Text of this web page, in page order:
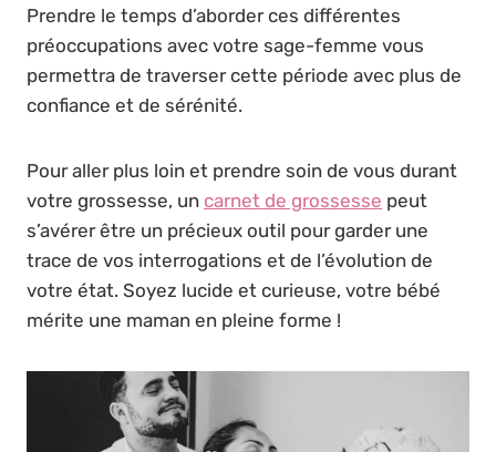
Prendre le temps d’aborder ces différentes
préoccupations avec votre sage-femme vous
permettra de traverser cette période avec plus de
confiance et de sérénité.
Pour aller plus loin et prendre soin de vous durant
votre grossesse, un carnet de grossesse peut
s’avérer être un précieux outil pour garder une
trace de vos interrogations et de l’évolution de
votre état. Soyez lucide et curieuse, votre bébé
mérite une maman en pleine forme !